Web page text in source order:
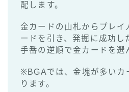
配します。
金カードの山札からプレイ
ードを引き、発掘に成功し
手番の逆順で金カードを選
※BGAでは、金塊が多いカ
ります。